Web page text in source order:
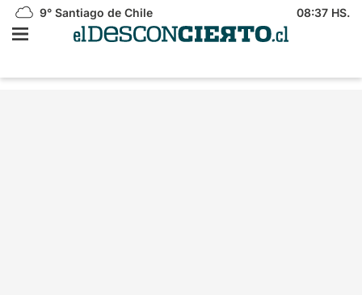
9° Santiago de Chile 08:37 HS.